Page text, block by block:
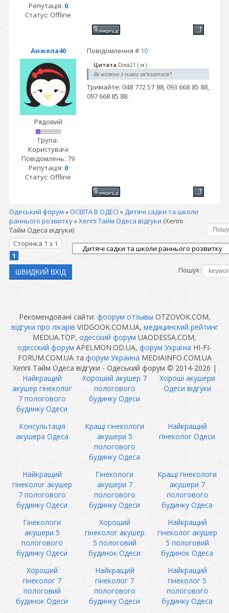
Репутація: 0
Статус: Offline
Анжела40 Повідомлення # 10
Рядовий
Група:
Користувачі
Повідомлень: 79
Репутація: 0
Статус: Offline
Цитата Dora21 ( )
Як можна з ними зв'язатися?
Тримайте: 048 772 57 88, 093 668 85 88,
097 668 85 88.
Одеський форум »ОСВІТА В ОДЕСІ »Дитячі садки та школи
раннього розвитку»Хеппі Тайм Одеса відгуки (Хеппі
Тайм Одеса відгуки)
Сторінка 1 з 1
1
Пошук:
Рекомендовані сайти: фоорум отзывы OTZOVOK.COM,
відгуки про лікарів VIDGOOK.COM.UA, медицинский рейтинг
MEDUA.TOP, одесский форум UAODESSA.COM,
одесский форум APELMON.OD.UA, форум Україна HI-FI-
FORUM.COM.UA та форум Украина MEDIAINFO.COM.UA
Хеппі Тайм Одеса відгуки - Одеський форум © 2014-2026 |
Найкращий
акушер гінеколог
7 пологового
будинку Одеси
Хороший акушер 7
пологового
будинку Одеси
Хороші акушери
Одеси відгуки
Консультація
акушера Одеса
Кращі гінекологи
акушери 5
пологового
будинку Одеса
Найкращий
гінеколог Одеси
Найкращий
гінеколог акушер
7 пологового
будинку Одеси
Гінекологи
акушери 7
пологового
будинку Одеси
Кращі гінекологи
акушери 7
пологового
будинку Одеса
Гінекологи
акушери 5
пологового
будинку Одеси
Хороший
гінеколог акушер
5 пологовий
будинок Одеси
Найкращий
гінеколог акушер
5 пологовий
будинок Одеса
Хороший
гінеколог 7
пологовий
будинок Одеси
Найкращий
гінеколог 7
пологового
будинку Одеси
Найкращий
гінеколог 5
пологового
будинку Одеса